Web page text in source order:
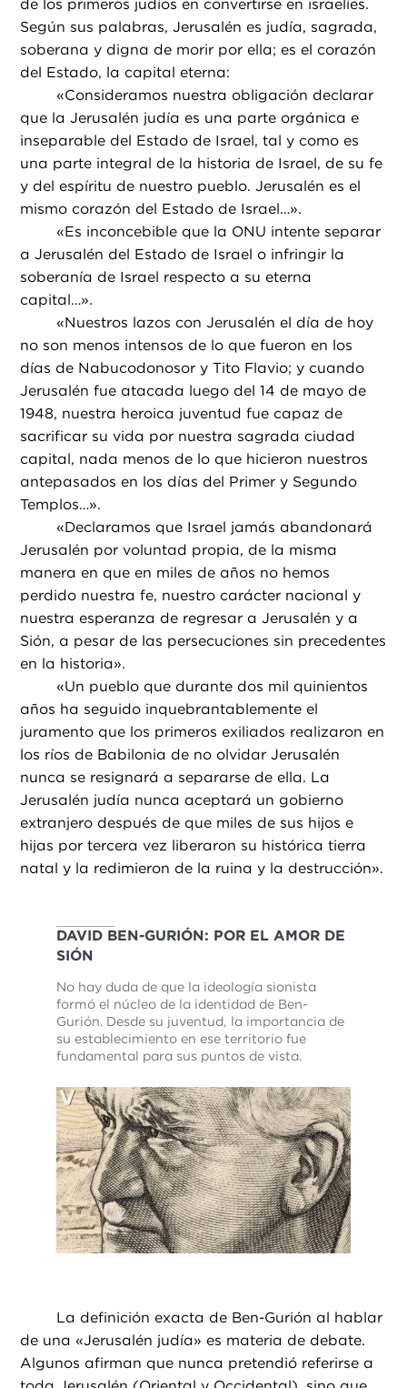
de los primeros judíos en convertirse en israelíes.
Según sus palabras, Jerusalén es judía, sagrada,
soberana y digna de morir por ella; es el corazón
del Estado, la capital eterna:
«Consideramos nuestra obligación declarar
que la Jerusalén judía es una parte orgánica e
inseparable del Estado de Israel, tal y como es
una parte integral de la historia de Israel, de su fe
y del espíritu de nuestro pueblo. Jerusalén es el
mismo corazón del Estado de Israel…».
«Es inconcebible que la ONU intente separar
a Jerusalén del Estado de Israel o infringir la
soberanía de Israel respecto a su eterna
capital…».
«Nuestros lazos con Jerusalén el día de hoy
no son menos intensos de lo que fueron en los
días de Nabucodonosor y Tito Flavio; y cuando
Jerusalén fue atacada luego del 14 de mayo de
1948, nuestra heroica juventud fue capaz de
sacrificar su vida por nuestra sagrada ciudad
capital, nada menos de lo que hicieron nuestros
antepasados en los días del Primer y Segundo
Templos…».
«Declaramos que Israel jamás abandonará
Jerusalén por voluntad propia, de la misma
manera en que en miles de años no hemos
perdido nuestra fe, nuestro carácter nacional y
nuestra esperanza de regresar a Jerusalén y a
Sión, a pesar de las persecuciones sin precedentes
en la historia».
«Un pueblo que durante dos mil quinientos
años ha seguido inquebrantablemente el
juramento que los primeros exiliados realizaron en
los ríos de Babilonia de no olvidar Jerusalén
nunca se resignará a separarse de ella. La
Jerusalén judía nunca aceptará un gobierno
extranjero después de que miles de sus hijos e
hijas por tercera vez liberaron su histórica tierra
natal y la redimieron de la ruina y la destrucción».
DAVID BEN-GURIÓN: POR EL AMOR DE
SIÓN
No hay duda de que la ideología sionista
formó el núcleo de la identidad de Ben-
Gurión. Desde su juventud, la importancia de
su establecimiento en ese territorio fue
fundamental para sus puntos de vista.
La definición exacta de Ben-Gurión al hablar
de una «Jerusalén judía» es materia de debate.
Algunos afirman que nunca pretendió referirse a